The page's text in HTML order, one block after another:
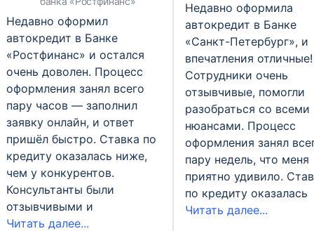
Недавно оформил
автокредит в Банке
«Ростфинанс» и остался
очень доволен. Процесс
оформления занял всего
пару часов — заполнил
заявку онлайн, и ответ
пришёл быстро. Ставка по
кредиту оказалась ниже,
чем у конкурентов.
Консультанты были
отзывчивыми и
Читать далее...
Недавно оформила
автокредит в Банке
«Санкт-Петербург», и
впечатления отличные!
Сотрудники очень
отзывчивые, помогли
разобраться со всеми
нюансами. Процесс
оформления занял
пару недель, что меня
приятно удивило.
по кредиту оказалась
Читать далее...